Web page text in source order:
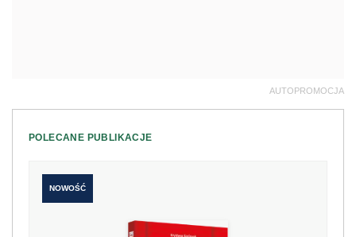
AUTOPROMOCJA
POLECANE PUBLIKACJE
NOWOŚĆ